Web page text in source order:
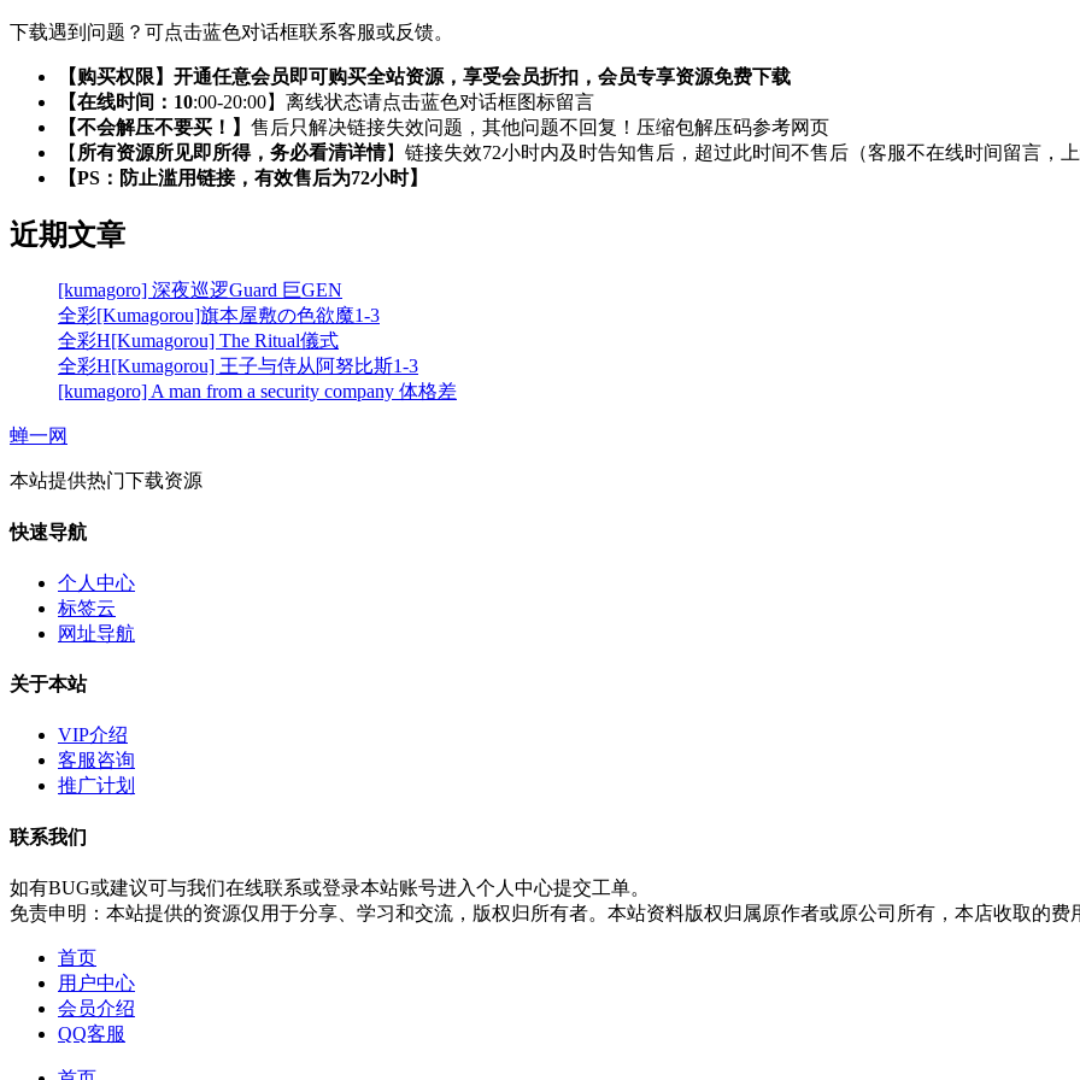
下载遇到问题？可点击蓝色对话框联系客服或反馈。
【购买权限】开通任意会员即可购买全站资源，享受会员折扣，会员专享资源免费下载
【在线时间：10:00-20:00】离线状态请点击蓝色对话框图标留言
【不会解压不要买！】 售后只解决链接失效问题，其他问题不回复！压缩包解压码参考网页
【 所有资源所见即所得，务必看清详情】链接失效72小时内及时告知售后，超过此时间不售后（客服不在线时间留言，上
【PS：防止滥用链接，有效售后为72小时】
近期文章
[kumagoro] 深夜巡逻Guard 巨GEN
全彩[Kumagorou]旗本屋敷の色欲魔1-3
全彩H[Kumagorou] The Ritual儀式
全彩H[Kumagorou] 王子与侍从阿努比斯1-3
[kumagoro] A man from a security company 体格差
蝉一网
本站提供热门下载资源
快速导航
个人中心
标签云
网址导航
关于本站
VIP介绍
客服咨询
推广计划
联系我们
如有BUG或建议可与我们在线联系或登录本站账号进入个人中心提交工单。
免责申明：本站提供的资源仅用于分享、学习和交流，版权归所有者。本站资料版权归属原作者或原公司所有，本店收取的费
首页
用户中心
会员介绍
QQ客服